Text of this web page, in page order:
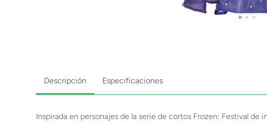
Descripción Especificaciones
Inspirada en personajes de la serie de cortos Frozen: Festival de